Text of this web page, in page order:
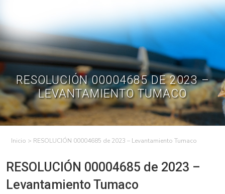
Transparencia
Contrataciones
Contáctenos
Regístrese – Solo
avicultores
Inicia Sesión
content
RESOLUCIÓN 00004685 DE 2023 –
LEVANTAMIENTO TUMACO
> RESOLUCIÓN 00004685 de 2023 – Levantamiento Tumaco
RESOLUCIÓN 00004685 de 2023 –
Levantamiento Tumaco